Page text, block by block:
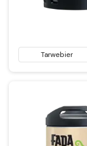
Tarwebier